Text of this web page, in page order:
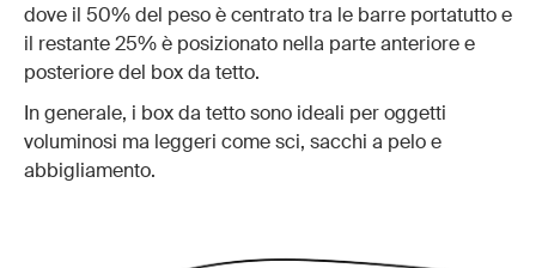
dove il 50% del peso è centrato tra le barre portatutto e
il restante 25% è posizionato nella parte anteriore e
posteriore del box da tetto.
In generale, i box da tetto sono ideali per oggetti
voluminosi ma leggeri come sci, sacchi a pelo e
abbigliamento.